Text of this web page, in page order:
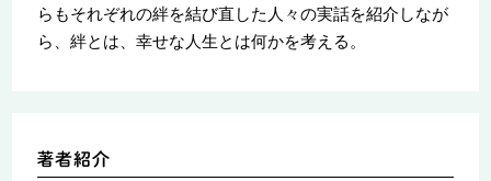
らもそれぞれの絆を結び直した人々の実話を紹介しなが
ら、絆とは、幸せな人生とは何かを考える。